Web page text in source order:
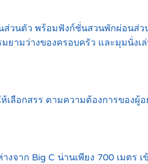
ส่วนตัว พร้อมฟังก์ชั่นสวนพักผ่อนส่ว
ยามว่างของครอบครัว และมุมนั่งเ
ลือกสรร ตามความต้องการของผู้
จาก Big C น่านเพียง 700 เมตร เ